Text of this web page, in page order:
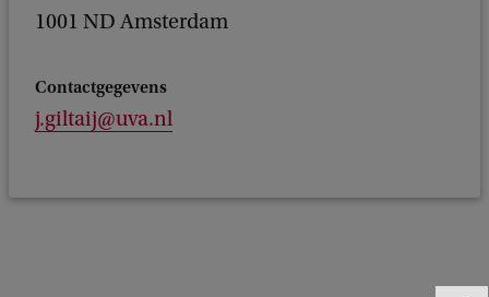
1001 ND Amsterdam
Contactgegevens
j.giltaij@uva.nl